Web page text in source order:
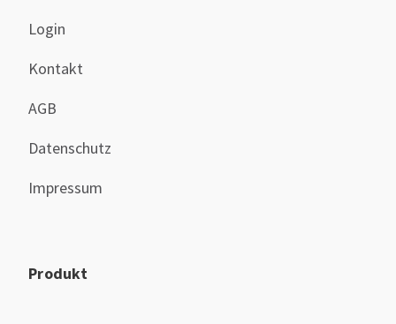
Login
Kontakt
AGB
Datenschutz
Impressum
Produkt